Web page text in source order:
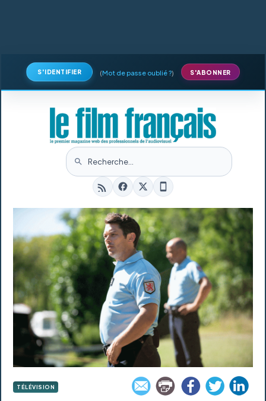
S'IDENTIFIER (Mot de passe oublié ?) S'ABONNER
TÉLÉVISION